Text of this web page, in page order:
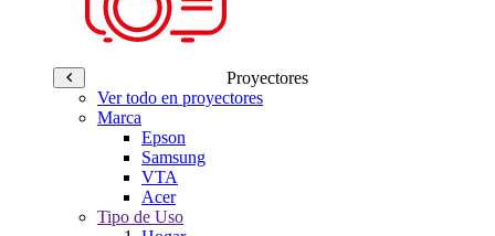
Proyectores
Ver todo en proyectores
Marca
Epson
Samsung
VTA
Acer
Tipo de Uso